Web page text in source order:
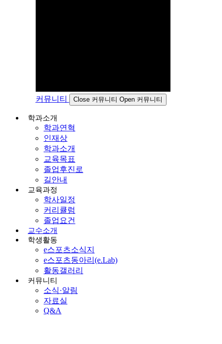
커뮤니티 Close 커뮤니티 Open 커뮤니티
학과소개
학과연혁
인재상
학과소개
교육목표
졸업후진로
길안내
교육과정
학사일정
커리큘럼
졸업요건
교수소개
학생활동
e스포츠소식지
e스포츠동아리(e.Lab)
활동갤러리
커뮤니티
소식·알림
자료실
Q&A